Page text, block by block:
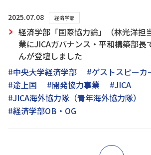
2025.07.08 経済学部
経済学部「国際協力論」（林光洋担
業にJICAガバナンス・平和構築部長
んが登壇しました
#中央大学経済学部
#ゲストスピーカ
#途上国
#開発協力事業
#JICA
#JICA海外協力隊（青年海外協力隊）
#経済学部OB・OG